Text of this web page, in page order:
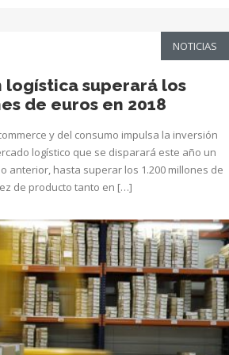
NOTICIAS
logística superará los
de euros en 2018
y del consumo impulsa la inversión
logístico que se disparará este año un
anterior, hasta superar los 1.200 millones de
de producto tanto en […]